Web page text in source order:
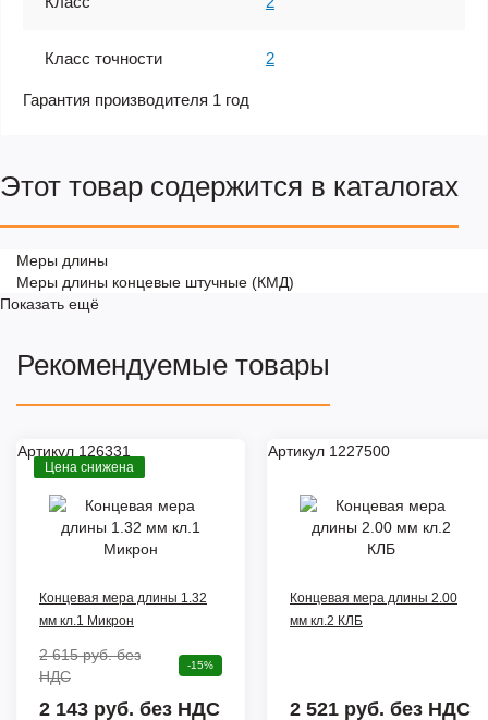
Класс точности 2
Гарантия производителя 1 год
Этот товар содержится в каталогах
Меры длины
Меры длины концевые штучные (КМД)
Показать ещё
Рекомендуемые товары
Артикул 126331
Цена снижена
Концевая мера длины 1.32
мм кл.1 Микрон
2 615 руб.без
НДС
-15%
2 143 руб. без НДС
Артикул 1227500
Концевая мера длины 2.00
мм кл.2 КЛБ
2 521 руб. без НДС